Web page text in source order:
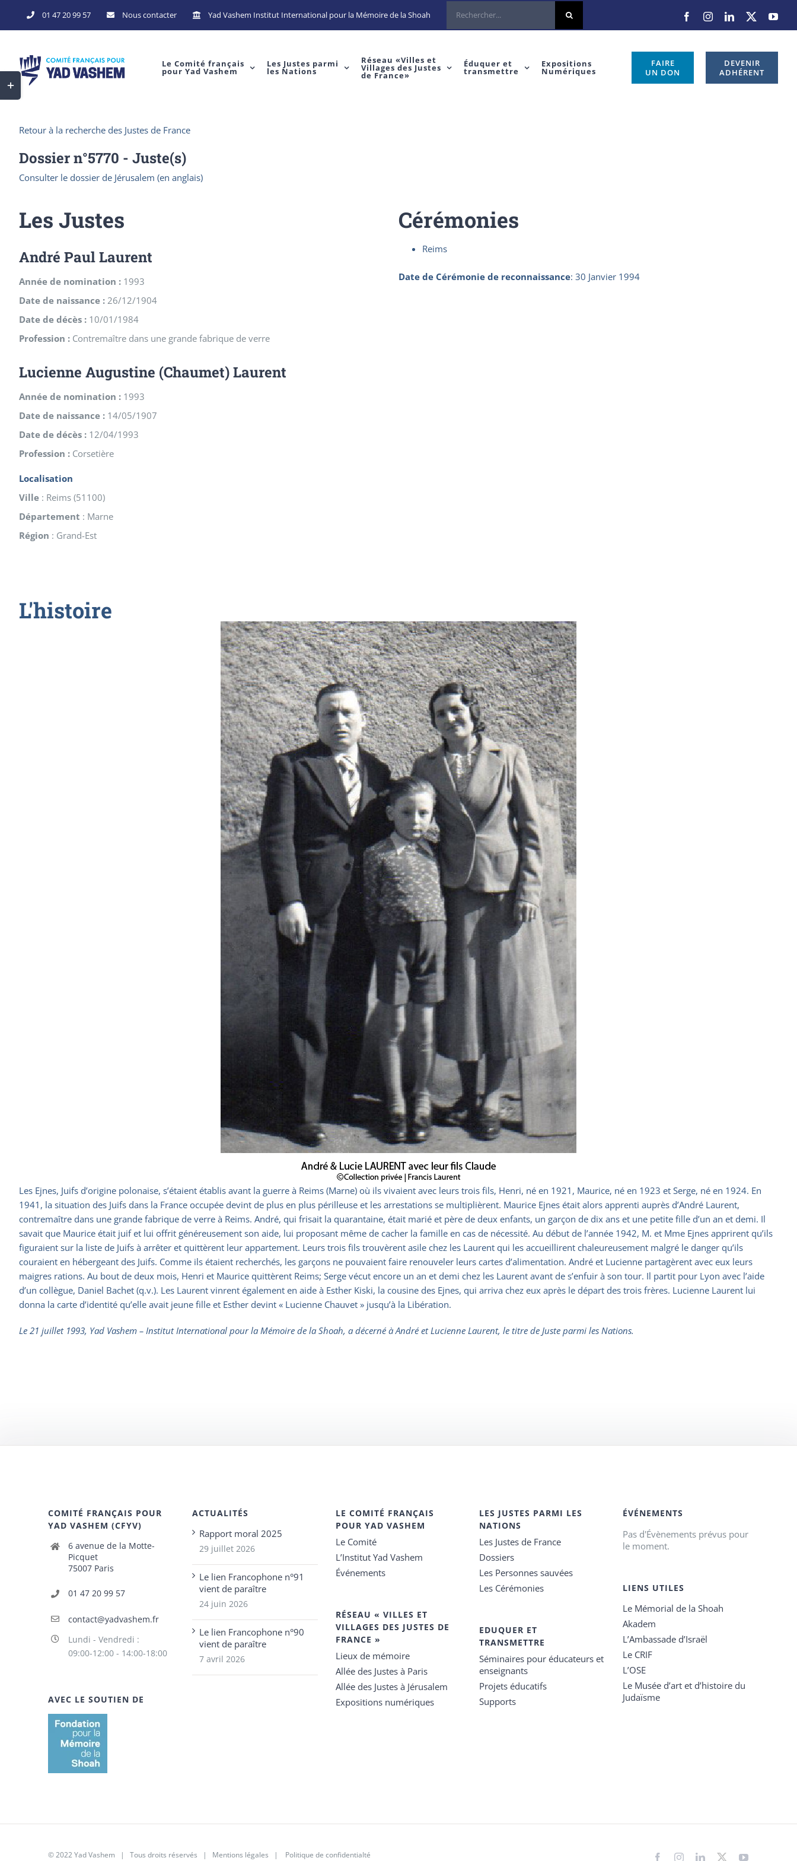
to
01 47 20 99 57 Nous contacter Yad Vashem Institut International pour la Mémoire de la Shoah Rechercher
FacebookInstagramLinkedIn
X
Le Comité français
pour Yad Vashem
Les Justes parmi
les Nations
Réseau «Villes et
Villages des Justes
de France»
Éduquer et
transmettre
Expositions
Numériques
FAIRE
UN DON
DEVENIR
ADHÉRENT
Retour à la recherche des Justes de France
Dossier n°5770 - Juste(s)
Consulter le dossier de Jérusalem (en anglais)
Les Justes
André Paul Laurent
Année de nomination : 1993
Date de naissance : 26/12/1904
Date de décès : 10/01/1984
Profession : Contremaître dans une grande fabrique de verre
Lucienne Augustine (Chaumet) Laurent
Année de nomination : 1993
Date de naissance : 14/05/1907
Date de décès : 12/04/1993
Profession : Corsetière
Localisation
Ville : Reims (51100)
Département : Marne
Région : Grand-Est
Cérémonies
Reims
Date de Cérémonie de reconnaissance: 30 Janvier 1994
L'histoire
Les Ejnes, Juifs d’origine polonaise, s’étaient établis avant la guerre à Reims (Marne) où ils vivaient avec leurs trois fils, Henri, né en 1921, Maurice, né en 1923 et Serge, né en 1924. En
1941, la situation des Juifs dans la France occupée devint de plus en plus périlleuse et les arrestations se multiplièrent. Maurice Ejnes était alors apprenti auprès d’André Laurent,
contremaître dans une grande fabrique de verre à Reims. André, qui frisait la quarantaine, était marié et père de deux enfants, un garçon de dix ans et une petite fille d’un an et demi. Il
savait que Maurice était juif et lui offrit généreusement son aide, lui proposant même de cacher la famille en cas de nécessité. Au début de l’année 1942, M. et Mme Ejnes apprirent qu’ils
figuraient sur la liste de Juifs à arrêter et quittèrent leur appartement. Leurs trois fils trouvèrent asile chez les Laurent qui les accueillirent chaleureusement malgré le danger qu’ils
couraient en hébergeant des Juifs. Comme ils étaient recherchés, les garçons ne pouvaient faire renouveler leurs cartes d’alimentation. André et Lucienne partagèrent avec eux leurs
maigres rations. Au bout de deux mois, Henri et Maurice quittèrent Reims; Serge vécut encore un an et demi chez les Laurent avant de s’enfuir à son tour. Il partit pour Lyon avec l’aide
d’un collègue, Daniel Bachet (q.v.). Les Laurent vinrent également en aide à Esther Kiski, la cousine des Ejnes, qui arriva chez eux après le départ des trois frères. Lucienne Laurent lui
donna la carte d’identité qu’elle avait jeune fille et Esther devint « Lucienne Chauvet » jusqu’à la Libération.
Le 21 juillet 1993, Yad Vashem – Institut International pour la Mémoire de la Shoah, a décerné à André et Lucienne Laurent, le titre de Juste parmi les Nations.
COMITÉ FRANÇAIS POUR
YAD VASHEM (CFYV)
6 avenue de la Motte-
Picquet
75007 Paris
01 47 20 99 57
contact@yadvashem.fr
Lundi - Vendredi :
09:00-12:00 - 14:00-18:00
AVEC LE SOUTIEN DE
ACTUALITÉS
Rapport moral 2025
29 juillet 2026
Le lien Francophone n°91
vient de paraître
24 juin 2026
Le lien Francophone n°90
vient de paraître
7 avril 2026
LE COMITÉ FRANÇAIS
POUR YAD VASHEM
Le Comité
L’Institut Yad Vashem
Événements
RÉSEAU « VILLES ET
VILLAGES DES JUSTES DE
FRANCE »
Lieux de mémoire
Allée des Justes à Paris
Allée des Justes à Jérusalem
Expositions numériques
LES JUSTES PARMI LES
NATIONS
Les Justes de France
Dossiers
Les Personnes sauvées
Les Cérémonies
EDUQUER ET
TRANSMETTRE
Séminaires pour éducateurs et
enseignants
Projets éducatifs
Supports
ÉVÉNEMENTS
Pas d'Évènements prévus pour
le moment.
LIENS UTILES
Le Mémorial de la Shoah
Akadem
L’Ambassade d’Israël
Le CRIF
L’OSE
Le Musée d’art et d’histoire du
Judaïsme
© 2022 Yad Vashem | Tous droits réservés | Mentions légales | Politique de confidentialté FacebookInstagramLinkedIn
X YouTube
Toggle
Sliding